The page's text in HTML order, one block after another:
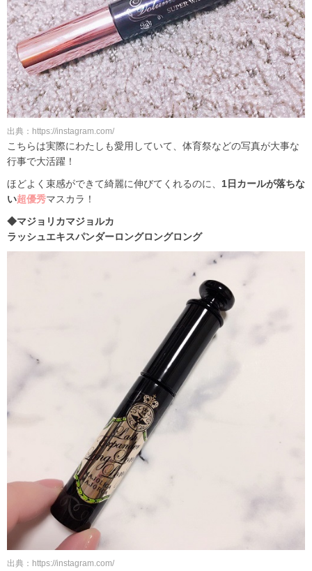
出典：https://instagram.com/
こちらは実際にわたしも愛用していて、体育祭などの写真が大事な
行事で大活躍！
ほどよく束感ができて綺麗に伸びてくれるのに、 1日カールが落ちな
い超優秀マスカラ！
◆マジョリカマジョルカ
ラッシュエキスパンダーロングロングロング
出典：https://instagram.com/